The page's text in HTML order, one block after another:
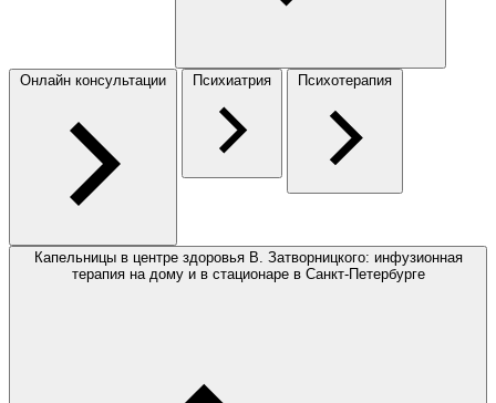
Онлайн консультации Психиатрия Психотерапия
Капельницы в центре здоровья В. Затворницкого: инфузионная
терапия на дому и в стационаре в Санкт-Петербурге